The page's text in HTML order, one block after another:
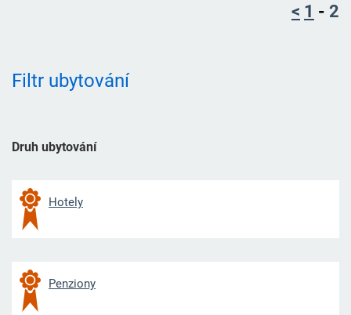
< 1 -2
Filtr ubytování
Druh ubytování
Hotely
Penziony